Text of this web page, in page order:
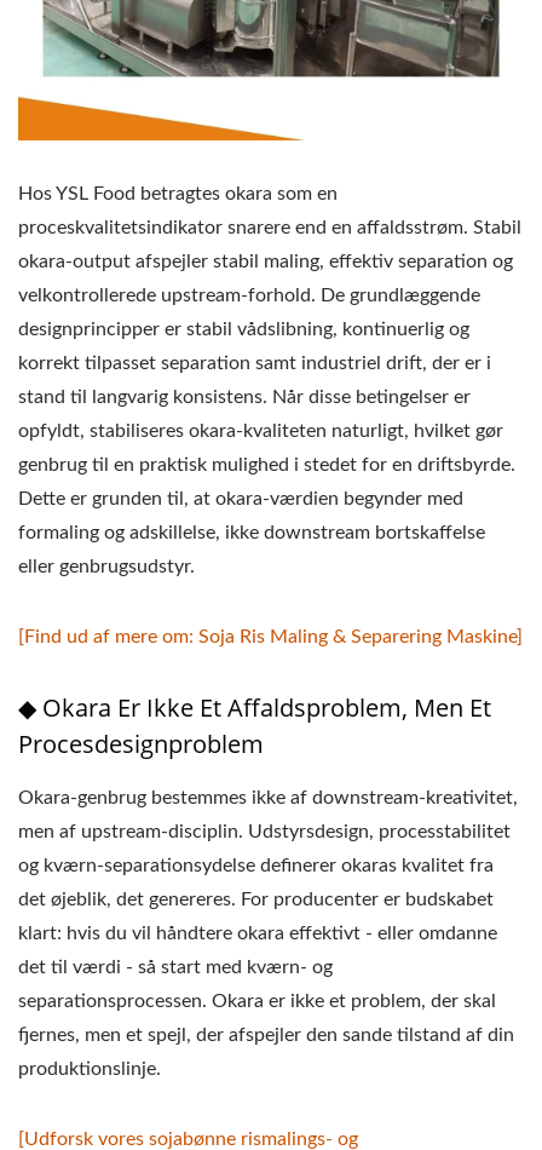
Hos YSL Food betragtes okara som en
proceskvalitetsindikator snarere end en affaldsstrøm. Stabil
okara-output afspejler stabil maling, effektiv separation og
velkontrollerede upstream-forhold. De grundlæggende
designprincipper er stabil vådslibning, kontinuerlig og
korrekt tilpasset separation samt industriel drift, der er i
stand til langvarig konsistens. Når disse betingelser er
opfyldt, stabiliseres okara-kvaliteten naturligt, hvilket gør
genbrug til en praktisk mulighed i stedet for en driftsbyrde.
Dette er grunden til, at okara-værdien begynder med
formaling og adskillelse, ikke downstream bortskaffelse
eller genbrugsudstyr.
[Find ud af mere om: Soja Ris Maling & Separering Maskine]
◆ Okara Er Ikke Et Affaldsproblem, Men Et
Procesdesignproblem
Okara-genbrug bestemmes ikke af downstream-kreativitet,
men af upstream-disciplin. Udstyrsdesign, processtabilitet
og kværn-separationsydelse definerer okaras kvalitet fra
det øjeblik, det genereres. For producenter er budskabet
klart: hvis du vil håndtere okara effektivt - eller omdanne
det til værdi - så start med kværn- og
separationsprocessen. Okara er ikke et problem, der skal
fjernes, men et spejl, der afspejler den sande tilstand af din
produktionslinje.
[Udforsk vores sojabønne rismalings- og